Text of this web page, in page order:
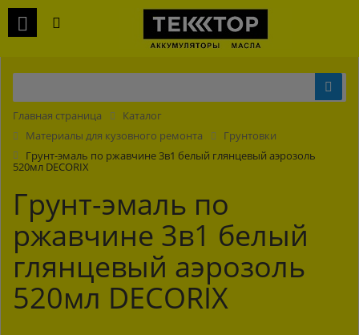
Главная страница
Каталог
Материалы для кузовного ремонта
Грунтовки
Грунт-эмаль по ржавчине 3в1 белый глянцевый аэрозоль
520мл DECORIX
Грунт-эмаль по
ржавчине 3в1 белый
глянцевый аэрозоль
520мл DECORIX